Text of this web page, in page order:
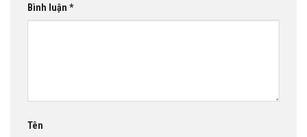
Bình luận *
Tên